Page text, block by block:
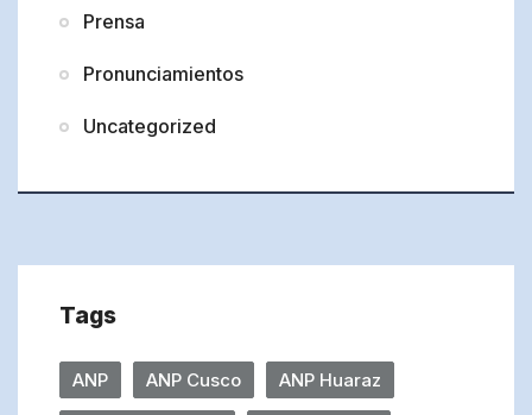
Prensa
Pronunciamientos
Uncategorized
Tags
ANP ANP Cusco ANP Huaraz